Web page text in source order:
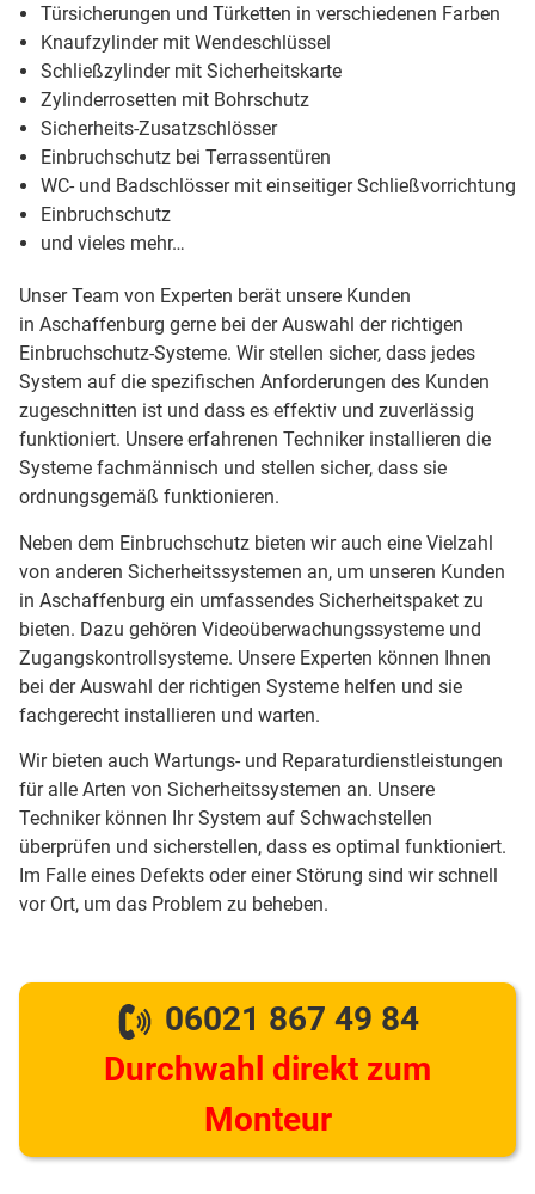
Türsicherungen und Türketten in verschiedenen Farben
Knaufzylinder mit Wendeschlüssel
Schließzylinder mit Sicherheitskarte
Zylinderrosetten mit Bohrschutz
Sicherheits-Zusatzschlösser
Einbruchschutz bei Terrassentüren
WC- und Badschlösser mit einseitiger Schließvorrichtung
Einbruchschutz
und vieles mehr…
Unser Team von Experten berät unsere Kunden
in Aschaffenburg gerne bei der Auswahl der richtigen
Einbruchschutz-Systeme. Wir stellen sicher, dass jedes
System auf die spezifischen Anforderungen des Kunden
zugeschnitten ist und dass es effektiv und zuverlässig
funktioniert. Unsere erfahrenen Techniker installieren die
Systeme fachmännisch und stellen sicher, dass sie
ordnungsgemäß funktionieren.
Neben dem Einbruchschutz bieten wir auch eine Vielzahl
von anderen Sicherheitssystemen an, um unseren Kunden
in Aschaffenburg ein umfassendes Sicherheitspaket zu
bieten. Dazu gehören Videoüberwachungssysteme und
Zugangskontrollsysteme. Unsere Experten können Ihnen
bei der Auswahl der richtigen Systeme helfen und sie
fachgerecht installieren und warten.
Wir bieten auch Wartungs- und Reparaturdienstleistungen
für alle Arten von Sicherheitssystemen an. Unsere
Techniker können Ihr System auf Schwachstellen
überprüfen und sicherstellen, dass es optimal funktioniert.
Im Falle eines Defekts oder einer Störung sind wir schnell
vor Ort, um das Problem zu beheben.
06021 867 49 84
Durchwahl direkt zum
Monteur